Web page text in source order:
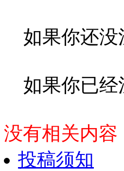
如果你还没
如果你已经
没有相关内容
投稿须知